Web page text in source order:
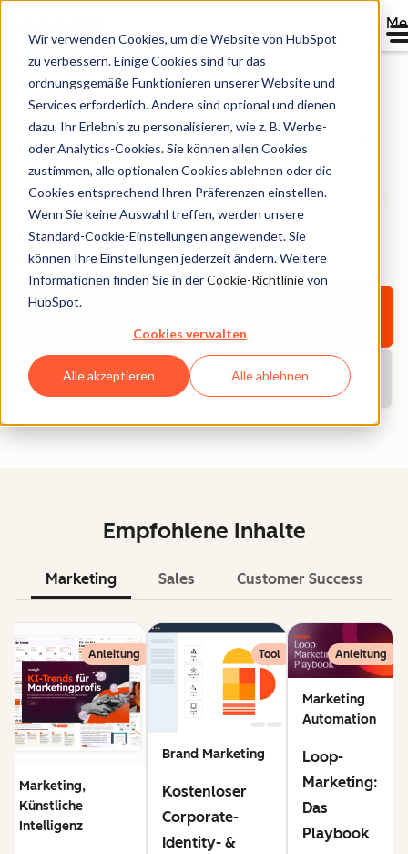
Wir verwenden Cookies, um die Website von HubSpot
zu verbessern. Einige Cookies sind für das
ordnungsgemäße Funktionieren unserer Website und
Services erforderlich. Andere sind optional und dienen
dazu, Ihr Erlebnis zu personalisieren, wie z. B. Werbe-
oder Analytics-Cookies. Sie können allen Cookies
zustimmen, alle optionalen Cookies ablehnen oder die
Cookies entsprechend Ihren Präferenzen einstellen.
Wenn Sie keine Auswahl treffen, werden unsere
Standard-Cookie-Einstellungen angewendet. Sie
können Ihre Einstellungen jederzeit ändern. Weitere
Informationen finden Sie in derCookie-Richtlinievon
HubSpot.
Cookies verwalten
Alle akzeptieren Alle ablehnen
HubSpot Bibliothek
Entdecken Sie E-Books, Tools, Guides, Vorlagen und
Berichte – alles für Ihr Unternehmenswachstum. Filtern
Sie nach Thema oder Format und finden Sie das
Richtige.
Aktuelle Berichte
Empfohlene Inhalte
Marketing Sales Customer Success
Anleitung
Marketing,
Künstliche
Intelligenz
Tool
Brand Marketing
Kostenloser
Corporate-
Identity- &
Anleitung
Marketing
Automation
Loop-
Marketing:
Das
Playbook